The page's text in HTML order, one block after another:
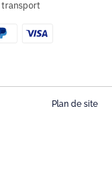
transport
Plan de site